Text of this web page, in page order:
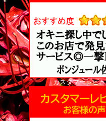
カスタマーレビ